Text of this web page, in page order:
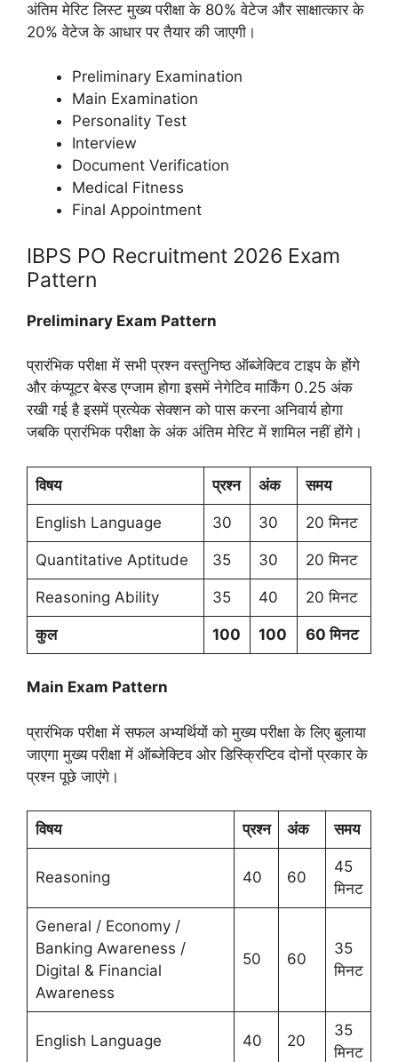
अंतिम मेरिट लिस्ट मुख्य परीक्षा के 80% वेटेज और साक्षात्कार के
20% वेटेज के आधार पर तैयार की जाएगी।
Preliminary Examination
Main Examination
Personality Test
Interview
Document Verification
Medical Fitness
Final Appointment
IBPS PO Recruitment 2026 Exam
Pattern
Preliminary Exam Pattern
प्रारंभिक परीक्षा में सभी प्रश्न वस्तुनिष्ठ ऑब्जेक्टिव टाइप के होंगे
और कंप्यूटर बेस्ड एग्जाम होगा इसमें नेगेटिव मार्किंग 0.25 अंक
रखी गई है इसमें प्रत्येक सेक्शन को पास करना अनिवार्य होगा
जबकि प्रारंभिक परीक्षा के अंक अंतिम मेरिट में शामिल नहीं होंगे।
विषय प्रश्न अंक समय
English Language 30 30 20 मिनट
Quantitative Aptitude 35 30 20 मिनट
Reasoning Ability 35 40 20 मिनट
कुल 100 100 60मिनट
Main Exam Pattern
प्रारंभिक परीक्षा में सफल अभ्यर्थियों को मुख्य परीक्षा के लिए बुलाया
जाएगा मुख्य परीक्षा में ऑब्जेक्टिव ओर डिस्क्रिप्टिव दोनों प्रकार के
प्रश्न पूछे जाएंगे।
विषय प्रश्न अंक समय
Reasoning 40 60
45
मिनट
General / Economy /
Banking Awareness /
Digital & Financial
Awareness
50 60
35
मिनट
English Language 40 20
35
मिनट